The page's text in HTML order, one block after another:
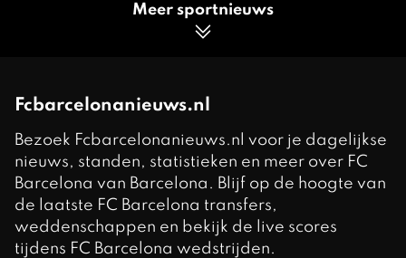
Meer sportnieuws
Fcbarcelonanieuws.nl
Bezoek Fcbarcelonanieuws.nl voor je dagelijkse
nieuws, standen, statistieken en meer over FC
Barcelona van Barcelona. Blijf op de hoogte van
de laatste FC Barcelona transfers,
weddenschappen en bekijk de live scores
tijdens FC Barcelona wedstrijden.